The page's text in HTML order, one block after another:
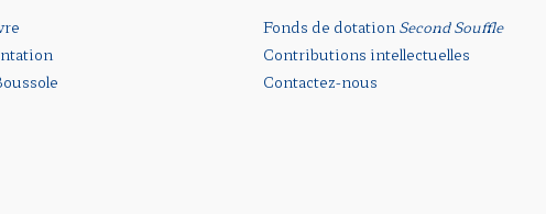
Fonds de dotation Second Souffle
Contributions intellectuelles
Contactez-nous